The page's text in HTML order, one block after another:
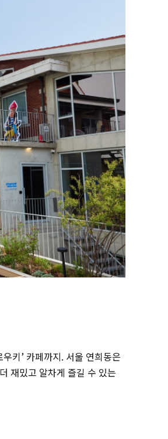
키’ 카페까지. 서울 연희동은
재밌고 알차게 즐길 수 있는